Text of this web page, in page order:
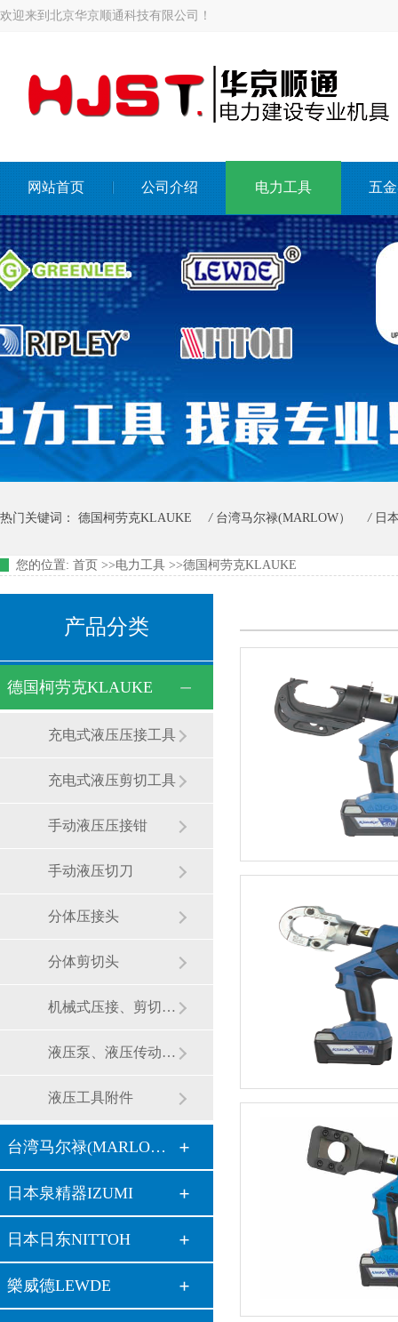
欢迎来到北京华京顺通科技有限公司！
网站首页 公司介绍 电力工具 五
热门关键词： 德国柯劳克KLAUKE / 台湾马尔禄(MARLOW） / 日
意大利森博尔CEMBRE / 日本大亚DAIA
您的位置: 首页 >>电力工具 >>德国柯劳克KLAUKE
产品分类
德国柯劳克KLAUKE
充电式液压压接工具
充电式液压剪切工具
手动液压压接钳
手动液压切刀
分体压接头
分体剪切头
机械式压接、剪切工具
液压泵、液压传动装置
液压工具附件
台湾马尔禄(MARLOW）
日本泉精器IZUMI
日本日东NITTOH
樂威德LEWDE